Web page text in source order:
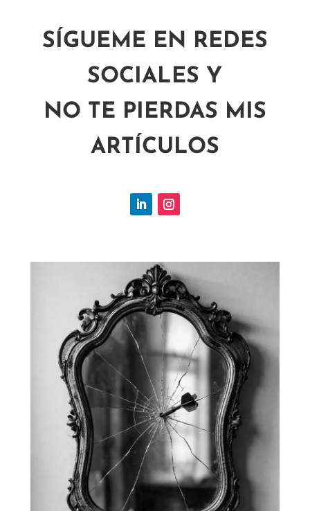
SÍGUEME EN REDES
SOCIALES Y
NO TE PIERDAS MIS
ARTÍCULOS